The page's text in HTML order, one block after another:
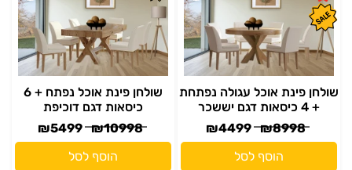
שולחן פינת אוכל עגולה נפתחת
+ 4 כיסאות דגם יששכר
₪8998
₪4499
הוסף לסל
שולחן פינת אוכל נפתח + 6
כיסאות דגם דוכיפת
₪10998
₪5499
הוסף לסל